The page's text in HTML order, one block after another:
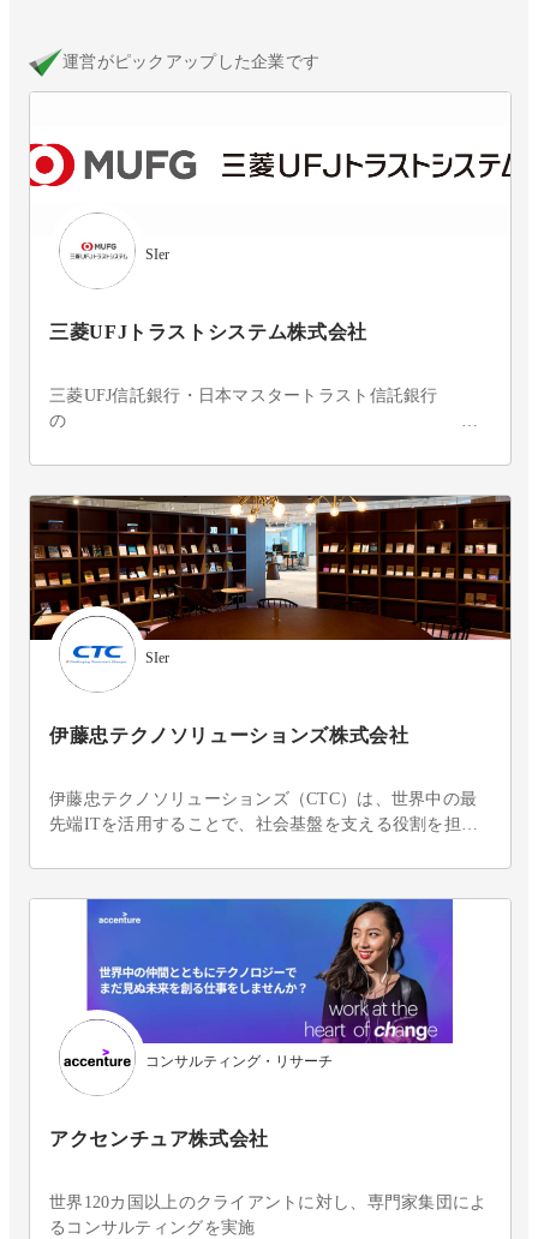
運営がピックアップした企業です
SIer
三菱UFJトラストシステム株式会社
三菱UFJ信託銀行・日本マスタートラスト信託銀行
SIer
伊藤忠テクノソリューションズ株式会社
伊藤忠テクノソリューションズ（CTC）は、世界中の最
先端ITを活用することで、社会基盤を支える役割を担う
コンサルティング・リサーチ
アクセンチュア株式会社
世界120カ国以上のクライアントに対し、専門家集団によ
るコンサルティングを実施